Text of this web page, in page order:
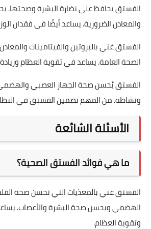
الفستق يحافظ على نضارة البشرة وصحتها.
والمعادن الضرورية. يساعد أيضًا في فقدان
الفستق غني بالبروتين والفيتامينات
الصحة العامة. يساعد في تقوية العظام
الفستق يُحسن صحة الجهاز العصبي
ونشاطه. من المهم تضمين الفستق في
الأسئلة الشائعة
ما هي فوائد الفستق الصحية؟
الفستق غني بالمغذيات التي تحسن صحة
الهضمي ويحسن صحة البشرة والأعصاب.
وتقوية العظام.